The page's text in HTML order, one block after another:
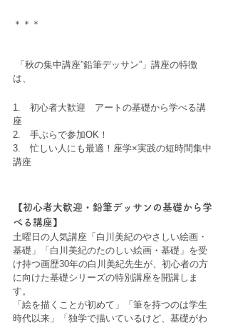
＊＊＊
は、
1.　初心者大歓迎　アートの基礎から学べる講
座
2.　手ぶらで参加OK！
3.　忙しい人にも最適！座学×実践の短時間集中
講座
【初心者大歓迎・鉛筆デッサンの基礎から学
べる講座】
土曜日の人気講座「白川美紀のやさしい絵画・
基礎」「白川美紀のたのしい絵画・基礎」を受
け持つ画歴30年の白川美紀先生が、初心者の方
に向けた基礎シリーズの特別講座を開講しま
す。
「絵を描くことが初めて」「筆を持つのは学生
時代以来」「独学で描いているけど、基礎がわ